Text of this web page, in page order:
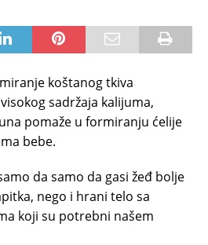
koštanog tkiva
sadržaja kalijuma,
pomaže u formiranju ćelije
bebe.
da samo da gasi žeđ bolje
nego i hrani telo sa
koji su potrebni našem